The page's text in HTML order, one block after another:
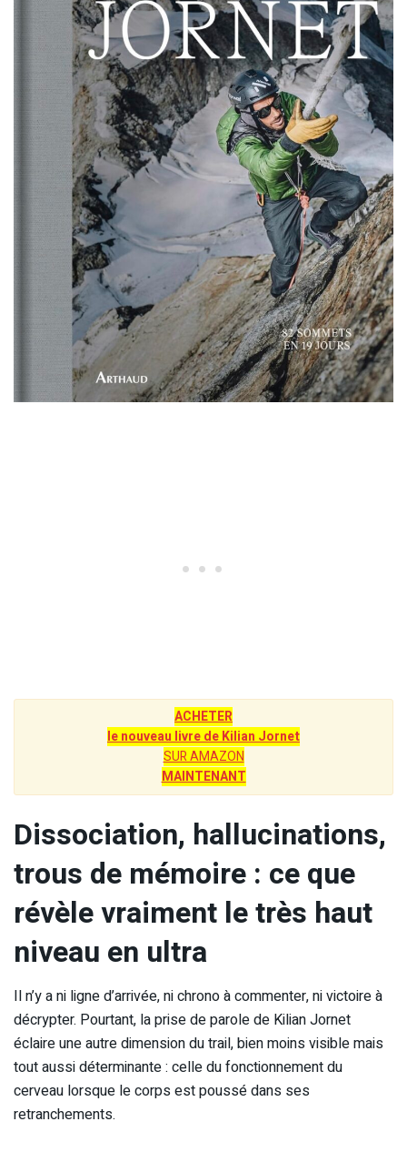
ACHETER
le nouveau livre de Kilian Jornet
SUR AMAZON
MAINTENANT
Dissociation, hallucinations,
trous de mémoire : ce que
révèle vraiment le très haut
niveau en ultra
Il n’y a ni ligne d’arrivée, ni chrono à commenter, ni victoire à
décrypter. Pourtant, la prise de parole de Kilian Jornet
éclaire une autre dimension du trail, bien moins visible mais
tout aussi déterminante : celle du fonctionnement du
cerveau lorsque le corps est poussé dans ses
retranchements.